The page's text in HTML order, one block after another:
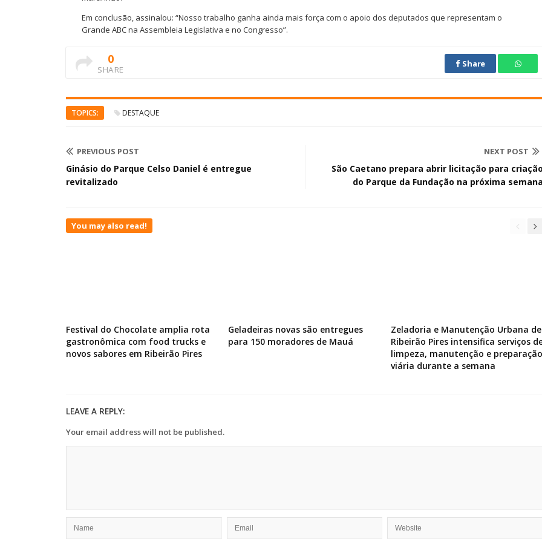
Em conclusão, assinalou: “Nosso trabalho ganha ainda mais força com o apoio dos deputados que representam o
Grande ABC na Assembleia Legislativa e no Congresso”.
0
SHARE
Share
TOPICS: DESTAQUE
PREVIOUS POST
Ginásio do Parque Celso Daniel é entregue
revitalizado
NEXT POST
São Caetano prepara abrir licitação para
do Parque da Fundação na próxima
You may also read!
Festival do Chocolate amplia rota
gastronômica com food trucks e
novos sabores em Ribeirão Pires
Geladeiras novas são entregues
para 150 moradores de Mauá
Zeladoria e Manutenção Urbana de
Ribeirão Pires intensifica serviços
limpeza, manutenção e preparação
viária durante a semana
LEAVE A REPLY:
Your email address will not be published.